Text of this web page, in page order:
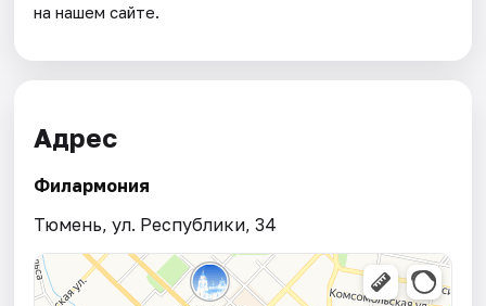
на нашем сайте.
Адрес
Филармония
Тюмень, ул. Республики, 34